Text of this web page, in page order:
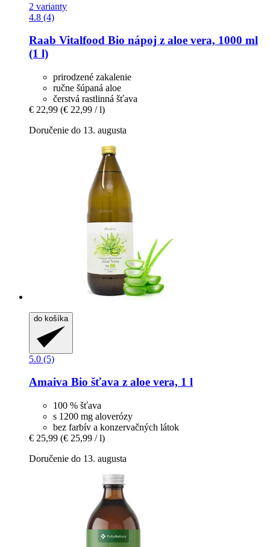
2 varianty
4.8 (4)
Raab Vitalfood Bio nápoj z aloe vera, 1000 ml
(1 l)
prirodzené zakalenie
ručne šúpaná aloe
čerstvá rastlinná šťava
€ 22,99 (€ 22,99 / l)
Doručenie do 13. augusta
do košíka
5.0 (5)
Amaiva Bio šťava z aloe vera, 1 l
100 % šťava
s 1200 mg aloverózy
bez farbív a konzervačných látok
€ 25,99 (€ 25,99 / l)
Doručenie do 13. augusta